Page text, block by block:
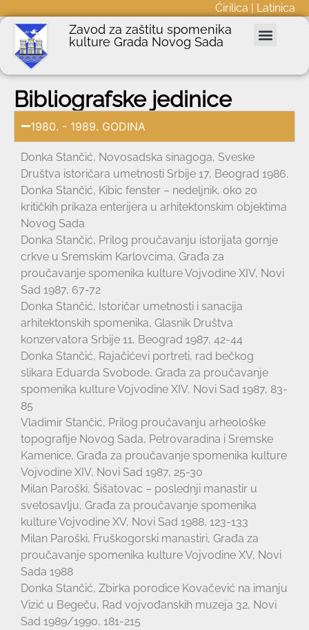
Ćirilica | Latinica
Zavod za zaštitu spomenika
kulture Grada Novog Sada
Bibliografske jedinice
1980. - 1989. GODINA
Donka Stančić, Novosadska sinagoga, Sveske
Društva istoričara umetnosti Srbije 17, Beograd 1986.
Donka Stančić, Kibic fenster – nedeljnik, oko 20
kritičkih prikaza enterijera u arhitektonskim objektima
Novog Sada
Donka Stančić, Prilog proučavanju istorijata gornje
crkve u Sremskim Karlovcima, Građa za
proučavanje spomenika kulture Vojvodine XIV, Novi
Sad 1987, 67-72
Donka Stančić, Istoričar umetnosti i sanacija
arhitektonskih spomenika, Glasnik Društva
konzervatora Srbije 11, Beograd 1987, 42-44
Donka Stančić, Rajačićevi portreti, rad bečkog
slikara Eduarda Svobode, Građa za proučavanje
spomenika kulture Vojvodine XIV, Novi Sad 1987, 83-
85
Vladimir Stančić, Prilog proučavanju arheološke
topografije Novog Sada, Petrovaradina i Sremske
Kamenice, Građa za proučavanje spomenika kulture
Vojvodine XIV, Novi Sad 1987, 25-30
Milan Paroški, Šišatovac – poslednji manastir u
svetosavlju, Građa za proučavanje spomenika
kulture Vojvodine XV, Novi Sad 1988, 123-133
Milan Paroški, Fruškogorski manastiri, Građa za
proučavanje spomenika kulture Vojvodine XV, Novi
Sada 1988
Donka Stančić, Zbirka porodice Kovačević na imanju
Vizić u Begeču, Rad vojvođanskih muzeja 32, Novi
Sad 1989/1990, 181-215